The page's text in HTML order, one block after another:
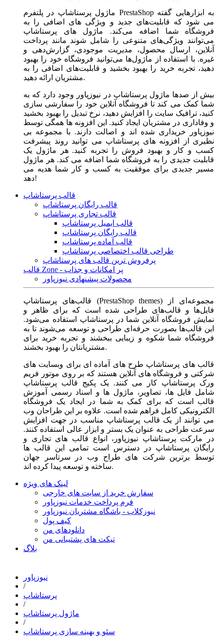
ماژول‌ پرستاشاپ در پلتفرم PrestaShop به ابزارهایی گفته
می شود که قابلیت‌های جدید و ویژگی های اضافی را به
فروشگاه شما اضافه می‌کند. ماژول های پرستاشاپ
می‌توانند ویژگی‌های متنوعی را شامل شوند مانند پرداخت
آنلاین، ارسال محصول، مدیریت موجودی، گزارش‌دهی و
غیره. با استفاده از ماژول‌ها می‌توانید فروشگاه خود را بهبود
دهید، تجربه خرید را بهبود بخشید و قابلیت‌های اضافی را به
مشتریان ارائه دهید.
بیش از صدها ماژول پرستاشاپ در نیوزپاور وجود دارد که به
شما کمک می کند تا فروشگاه آنلاین خود را سفارشی سازی
کنید، ترافیک سایت را افزایش دهید، نرخ تبدیل را بهبود بخشید
و وفاداری در مشتریان ایجاد کنید. این افزونه ها همگی توسط
نیوزپاور خریداری شده اند و اصالت دارند. با مجموعه بی
نظیری از افزونه های پرستاشاپ می توانید روند پیشرفت
کسب و کار و بهبود فروش را تجربه کنید. هر ماژول یک
قابلیت جدیدی را به فروشگاه شما اضافه می کند. هر ماژول
مسیر جدیدی برای موفقیت به کسب و کار شما هدیه می
دهد!
قالب پرستاشاپ
قالب رایگان پرستاشاپ
قالب تجاری پرستاشاپ
قالب ایمیل پرستاشاپ
قالب رایگان پرستاشاپ
قالب آماده پرستاشاپ
طراحی قالب اختصاصی پرستاشاپ
پرفروش ترین قالب های پرستاشاپ
قالب Zone - پر امکانات و جذاب
محصولات پیشنهادی نیوزپاور
قالب‌های پرستاشاپ (PrestaShop themes) مجموعه‌ای از
فایل‌ها و قالب‌های طراحی شده است که برای ظاهر و
نمایش فروشگاه آنلاین شما در پرستاشاپ استفاده می‌شود.
این قالب‌ها بصورت حرفه‌ای طراحی و توسعه می‌شوند تا به
فروشگاه شما شکوه و زیبایی ببخشند و تجربه خرید برای
مشتریانتان را بهبود بخشند.
قالب های پرستاشاپ طرح های آماده ای برای وبسایت های
شرکتی و فروشگاه های آنلاین هستند که بر روی موتور فریم
ورک پرستاشاپ کار می کنند. یک پکیج قالب پرستاشاپ
شامل فایل ها، تصاویر، ماژول ها و اسناد رسمی آموزش
قالب است که برای کمک به شما در ایجاد یک فروشگاه
الکترونیکی کامل فراهم شده است. علاوه بر این طراحان وب
می توانند از یک قالب پرستاشاپ مناسب در جهت افزایش
سرعت طراحی به عنوان یک بستر و ابزار عالی استفاده کنند.
در مارکت پرستاشاپ نیوزپاور، انواع قالب های تجاری و
رایگان پرستاشاپ در دسترس است تمامی این قالب ها
توسط برترین شرکت های طراح وب در سرتاسر جهان
ساخته و توسعه پیدا کرده اند.
لینک های ویژه
سفارش خرید از سایت های خارجی
فرم پرداخت خدمات نیوزپاور
نیوزکلاب - باشگاه مشتریان نیوزپاور
کیف پول
دانلودهای من
تیکت های پشتیبانی من
بلاگ
نیوزپاور
/
پرستاشاپ
/
ماژول پرستاشاپ
/
سئو و بهینه سازی پرستاشاپ